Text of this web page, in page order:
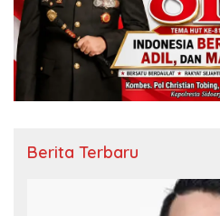
Berita Terbaru